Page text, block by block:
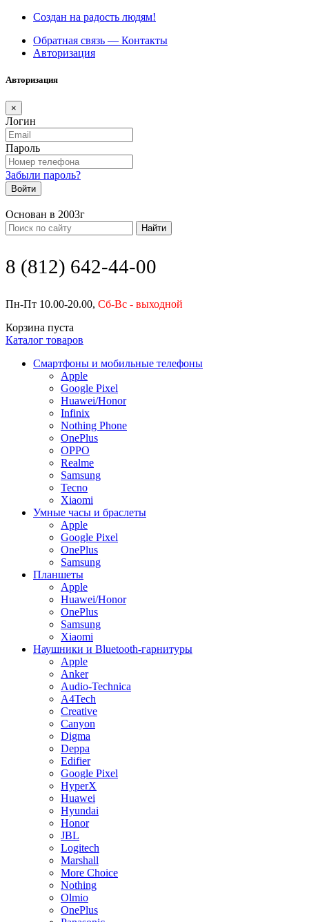
Создан на радость людям!
Обратная связь — Контакты
Авторизация
Авторизация
×
Логин
Пароль
Забыли пароль?
Войти
Основан в 2003г
Найти
8 (812) 642-44-00
Пн-Пт 10.00-20.00, Сб-Вс - выходной
Корзина пуста
Каталог товаров
Смартфоны и мобильные телефоны
Apple
Google Pixel
Huawei/Honor
Infinix
Nothing Phone
OnePlus
OPPO
Realme
Samsung
Tecno
Xiaomi
Умные часы и браслеты
Apple
Google Pixel
OnePlus
Samsung
Планшеты
Apple
Huawei/Honor
OnePlus
Samsung
Xiaomi
Наушники и Bluetooth-гарнитуры
Apple
Anker
Audio-Technica
A4Tech
Creative
Canyon
Digma
Deppa
Edifier
Google Pixel
HyperX
Huawei
Hyundai
Honor
JBL
Logitech
Marshall
More Choice
Nothing
Olmio
OnePlus